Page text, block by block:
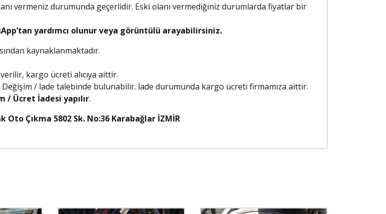
vermeniz durumunda geçerlidir. Eski olanı vermediğiniz durumlarda fiyatlar bir
yardımcı olunur veya görüntülü arayabilirsiniz.
kaynaklanmaktadır.
kargo ücreti alıcıya aittir.
/ İade talebinde bulunabilir. İade durumunda kargo ücreti firmamıza aittir.
/ Ücret İadesi yapılır.
5802 Sk. No:36 Karabağlar İZMİR